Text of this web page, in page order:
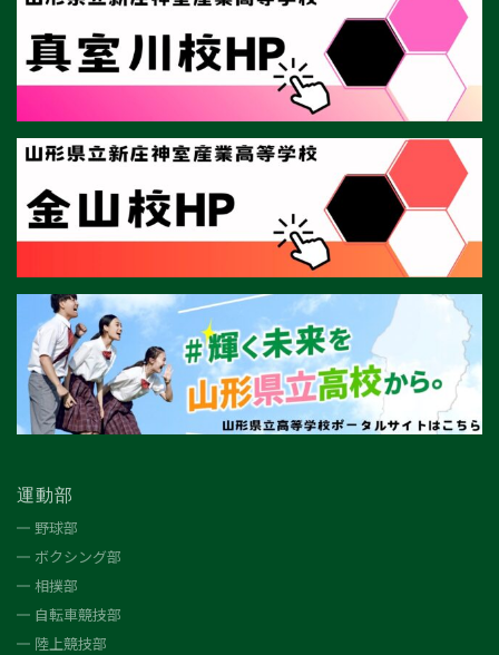
運動部
野球部
ボクシング部
相撲部
自転車競技部
陸上競技部